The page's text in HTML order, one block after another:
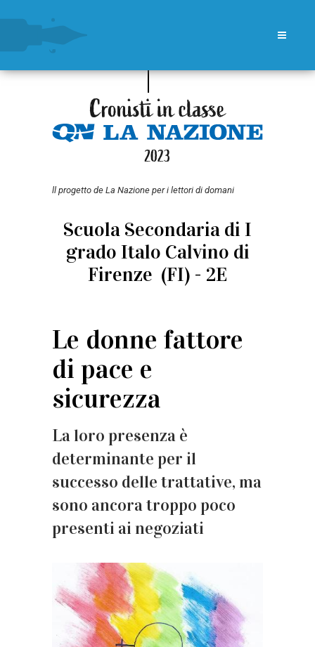
ll progetto de La Nazione per i lettori di domani
Scuola Secondaria di I
grado Italo Calvino di
Firenze (FI) - 2E
Le donne fattore
di pace e
sicurezza
La loro presenza è
determinante per il
successo delle trattative, ma
sono ancora troppo poco
presenti ai negoziati